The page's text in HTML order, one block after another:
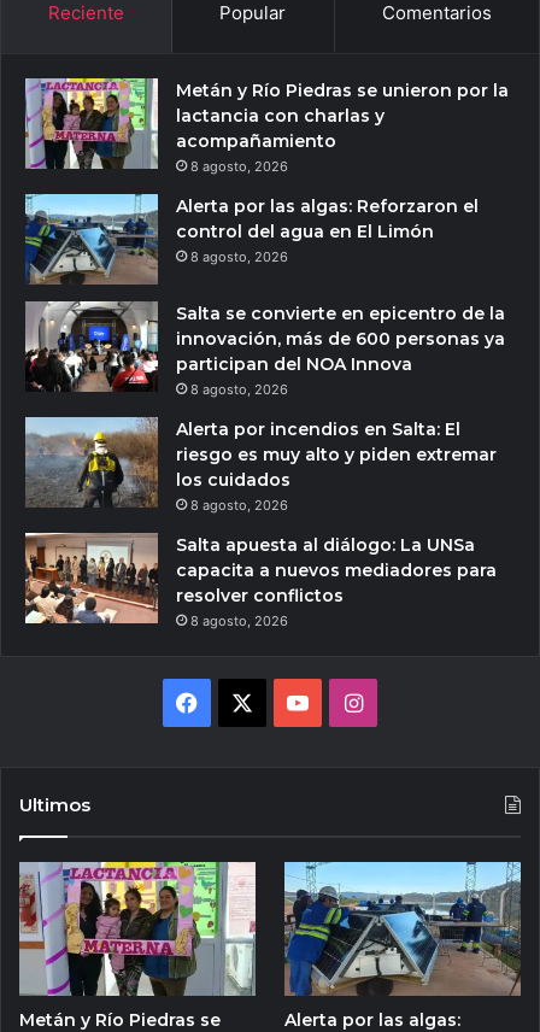
Reciente Popular Comentarios
Metán y Río Piedras se unieron por la
lactancia con charlas y
acompañamiento
8 agosto, 2026
Alerta por las algas: Reforzaron el
control del agua en El Limón
8 agosto, 2026
Salta se convierte en epicentro de la
innovación, más de 600 personas ya
participan del NOA Innova
8 agosto, 2026
Alerta por incendios en Salta: El
riesgo es muy alto y piden extremar
los cuidados
8 agosto, 2026
Salta apuesta al diálogo: La UNSa
capacita a nuevos mediadores para
resolver conflictos
8 agosto, 2026
Facebook YouTubeInstagram
Ultimos
Metán y Río Piedras se
Alerta por las algas: